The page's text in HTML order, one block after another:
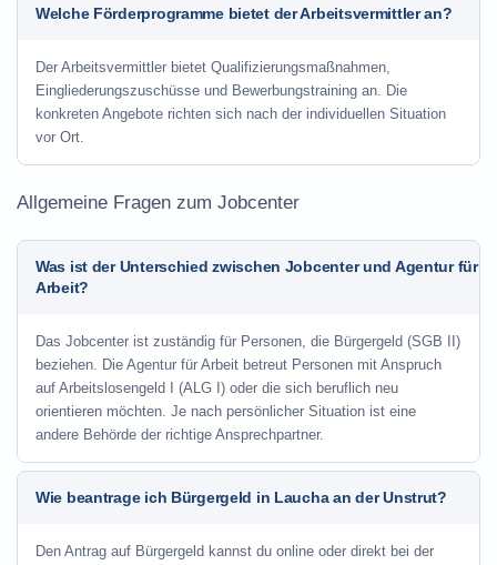
Welche Förderprogramme bietet der Arbeitsvermittler an?
Der Arbeitsvermittler bietet Qualifizierungsmaßnahmen,
Eingliederungszuschüsse und Bewerbungstraining an. Die
konkreten Angebote richten sich nach der individuellen Situation
vor Ort.
Allgemeine Fragen zum Jobcenter
Was ist der Unterschied zwischen Jobcenter und Agentur für
Arbeit?
Das Jobcenter ist zuständig für Personen, die Bürgergeld (SGB II)
beziehen. Die Agentur für Arbeit betreut Personen mit Anspruch
auf Arbeitslosengeld I (ALG I) oder die sich beruflich neu
orientieren möchten. Je nach persönlicher Situation ist eine
andere Behörde der richtige Ansprechpartner.
Wie beantrage ich Bürgergeld in Laucha an der Unstrut?
Den Antrag auf Bürgergeld kannst du online oder direkt bei der